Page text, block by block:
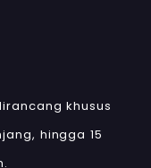
khusus
hingga 15